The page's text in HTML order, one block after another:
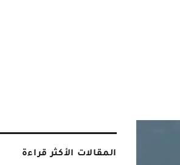
المقالات الأكثر قراءة